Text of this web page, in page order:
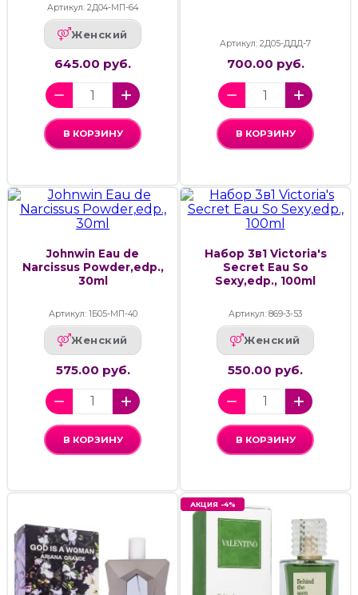
Артикул: 2Д04-МП-64
Женский
645.00 руб.
В КОРЗИНУ
Артикул: 2Д05-ДДД-7
700.00 руб.
В КОРЗИНУ
Johnwin Eau de
Narcissus Powder,edp.,
30ml
Артикул: 1Б05-МП-40
Женский
575.00 руб.
В КОРЗИНУ
Набор 3в1 Victoria's
Secret Eau So
Sexy,edp., 100ml
Артикул: 869-3-53
Женский
550.00 руб.
В КОРЗИНУ
АКЦИЯ -4%